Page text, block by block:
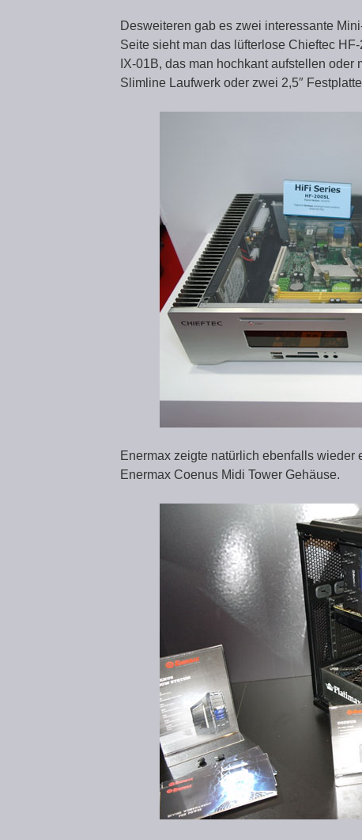
Desweiteren gab es zwei interessante
Seite sieht man das lüfterlose Chieftec
IX-01B, das man hochkant aufstellen
Slimline Laufwerk oder zwei 2,5″
Enermax zeigte natürlich ebenfalls
Enermax Coenus Midi Tower Gehäuse.